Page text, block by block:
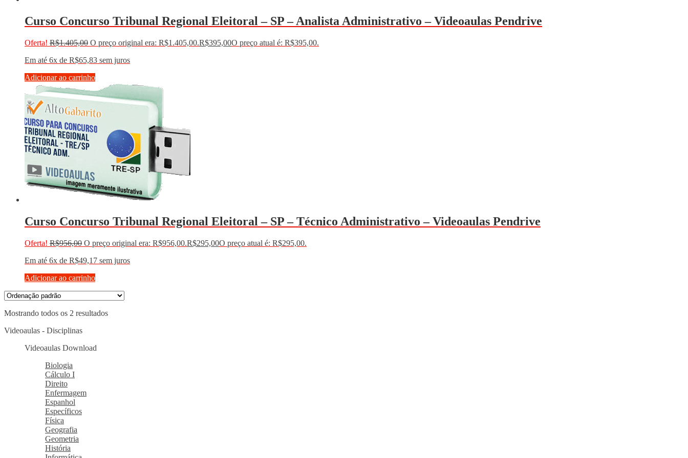
Curso Concurso Tribunal Regional Eleitoral – SP – Analista Administrativo – Videoaulas Pendrive
Oferta! R$1.405,00 O preço original era: R$1.405,00.R$395,00O preço atual é: R$395,00.
Em até 6x de R$65,83 sem juros
Adicionar ao carrinho
Curso Concurso Tribunal Regional Eleitoral – SP – Técnico Administrativo – Videoaulas Pendrive
Oferta! R$956,00 O preço original era: R$956,00.R$295,00O preço atual é: R$295,00.
Em até 6x de R$49,17 sem juros
Adicionar ao carrinho
Mostrando todos os 2 resultados
Videoaulas - Disciplinas
Videoaulas Download
Biologia
Cálculo I
Direito
Enfermagem
Espanhol
Específicos
Física
Geografia
Geometria
História